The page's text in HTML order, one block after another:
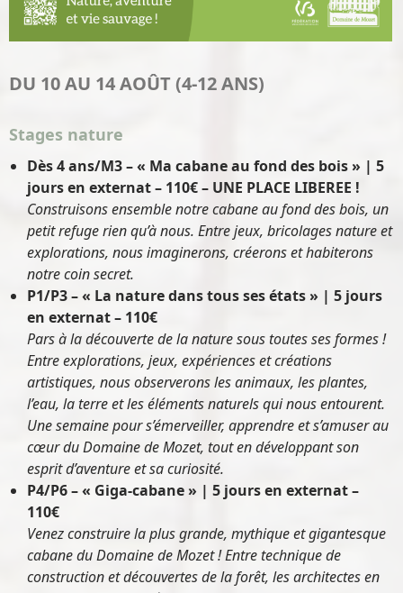
DU 10 AU 14 AOÛT (4-12 ANS)
Stages nature
Dès 4 ans/M3 – « Ma cabane au fond des bois » | 5
jours en externat – 110€– UNE PLACE LIBEREE !
Construisons ensemble notre cabane au fond des bois, un
petit refuge rien qu’à nous. Entre jeux, bricolages nature et
explorations, nous imaginerons, créerons et habiterons
notre coin secret.
P1/P3 – « La nature dans tous ses états » | 5 jours
en externat – 110€
Pars à la découverte de la nature sous toutes ses formes !
Entre explorations, jeux, expériences et créations
artistiques, nous observerons les animaux, les plantes,
l’eau, la terre et les éléments naturels qui nous entourent.
Une semaine pour s’émerveiller, apprendre et s’amuser au
cœur du Domaine de Mozet, tout en développant son
esprit d’aventure et sa curiosité.
P4/P6 – « Giga-cabane » | 5 jours en externat –
110€
Venez construire la plus grande, mythique et gigantesque
cabane du Domaine de Mozet ! Entre technique de
construction et découvertes de la forêt, les architectes en